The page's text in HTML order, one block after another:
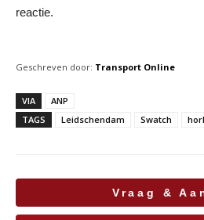
reactie.
Geschreven door: Transport Online
VIA
ANP
TAGS
Leidschendam Swatch
Vraag &